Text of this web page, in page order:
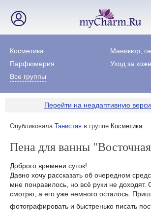
Косметика
Маникюр,
Парфюмерия
Уход за
Все группы
Перейти на неадаптивную
Опубликовала Танистая в группе Косметика
Пена для ванны
Доброго времени суток!
Давно хочу рассказать об очередном
мне понравилось, но всё руки не доходят.
смотрю, а его уже немного осталось.
фотографировать и быстренько писать